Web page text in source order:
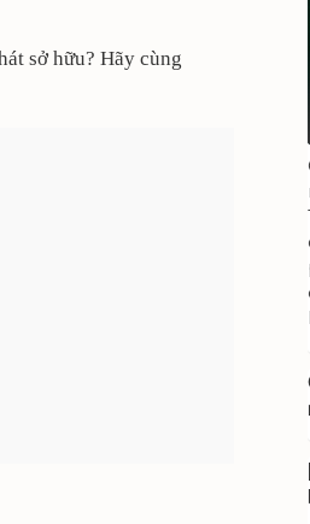
sở hữu? Hãy cùng